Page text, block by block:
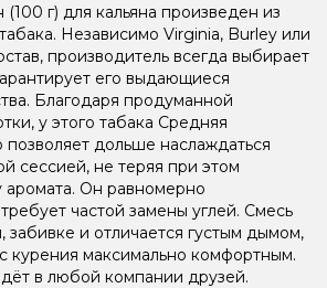
г) для кальяна произведен из
Независимо Virginia, Burley или
производитель всегда выбирает
его выдающиеся
Благодаря продуманной
у этого табака Средняя
позволяет дольше наслаждаться
сессией, не теряя при этом
аромата. Он равномерно
частой замены углей. Смесь
забивке и отличается густым дымом,
курения максимально комфортным.
в любой компании друзей.